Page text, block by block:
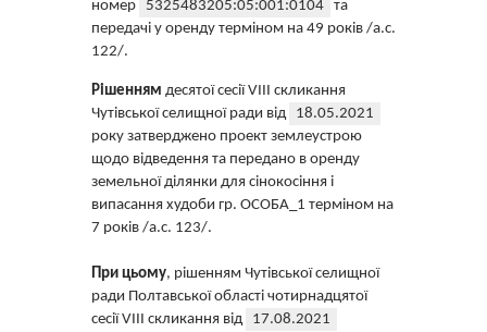
номер
5325483205:05:001:0104 та
передачі у оренду терміном на 49 років /а.с.
122/.
Рішенням десятої сесії VIII скликання
Чутівської селищної ради від 18.05.2021
року затверджено проект землеустрою
щодо відведення та передано в оренду
земельної ділянки для сінокосіння і
випасання худоби гр. ОСОБА_1 терміном на
7 років /а.с. 123/.
При цьому, рішенням Чутівської селищної
ради Полтавської області чотирнадцятої
сесії VIII скликання від 17.08.2021